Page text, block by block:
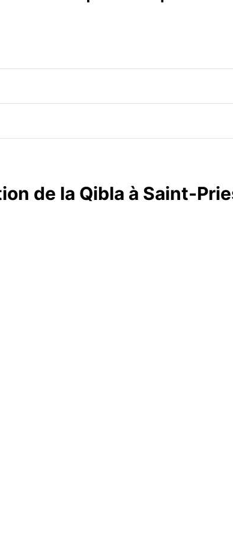
de la Qibla à Saint-